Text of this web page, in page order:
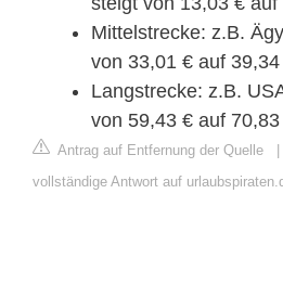
Mittelstrecke: z.B.
von 33,01 € auf
Langstrecke: z.B.
von 59,43 € auf
Antrag auf Entfernung der Quelle
vollständige Antwort auf